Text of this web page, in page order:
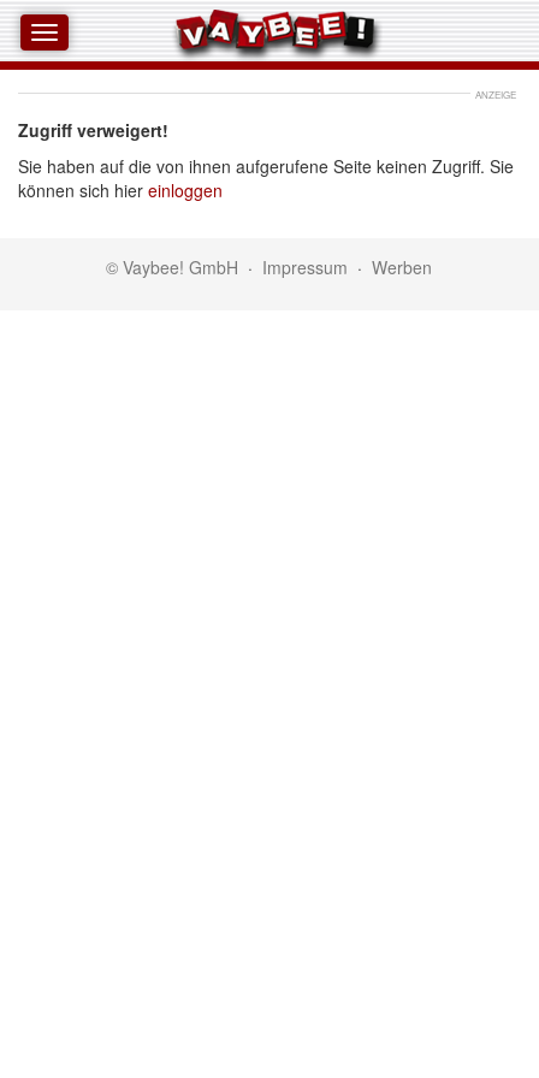
ANZEIGE
Zugriff verweigert!
Sie haben auf die von ihnen aufgerufene Seite keinen Zugriff. Sie
können sich hier einloggen
© Vaybee! GmbH · Impressum · Werben